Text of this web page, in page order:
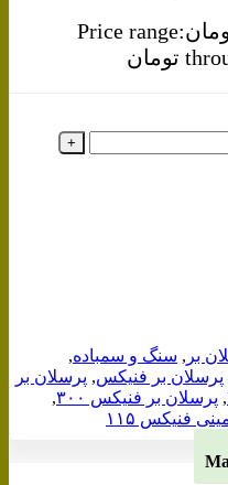
Price range:
بر , سنگ و سمباده,
پرسلان بر فنیکس, پرسلان بر
, پرسلان بر فنیکس ۳۰۰
,
فنیکس ۱۱۵